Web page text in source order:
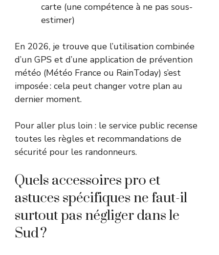
carte (une compétence à ne pas sous-
estimer)
En 2026, je trouve que l’utilisation combinée
d’un GPS et d’une application de prévention
météo (Météo France ou RainToday) s’est
imposée : cela peut changer votre plan au
dernier moment.
Pour aller plus loin : le service public recense
toutes les règles et recommandations de
sécurité pour les randonneurs.
Quels accessoires pro et
astuces spécifiques ne faut-il
surtout pas négliger dans le
Sud ?